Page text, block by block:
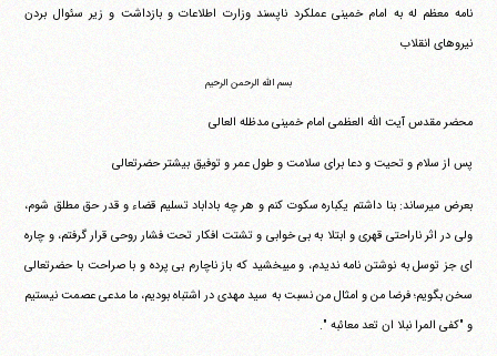
نامه معظم له به امام خمینی عملکرد ناپسند وزارت اطلاعات و بازداشت و زیر سئوال بردن
نیروهای انقلاب
بسم الله الرحمن الرحیم
محضر مقدس آیت الله العظمی امام خمینی مدظله العالی
پس از سلام و تحیت و دعا برای سلامت و طول عمر و توفیق بیشتر حضرتعالی
بعرض می‎رساند: بنا داشتم یکباره سکوت کنم و هر چه باداباد تسلیم قضاء و قدر حق مطلق شوم،
ولی در اثر ناراحتی قهری و ابتلا به بی خوابی و تشتت افکار تحت فشار روحی قرار گرفتم، و چاره
ای جز توسل به نوشتن نامه ندیدم، و می‎بخشید که باز ناچارم بی پرده و با صراحت با حضرتعالی
سخن بگویم؛ فرضا من و امثال من نسبت به سید مهدی در اشتباه بودیم، ما مدعی عصمت نیستیم
و "کفی المرا نبلا ان تعد معائبه ".